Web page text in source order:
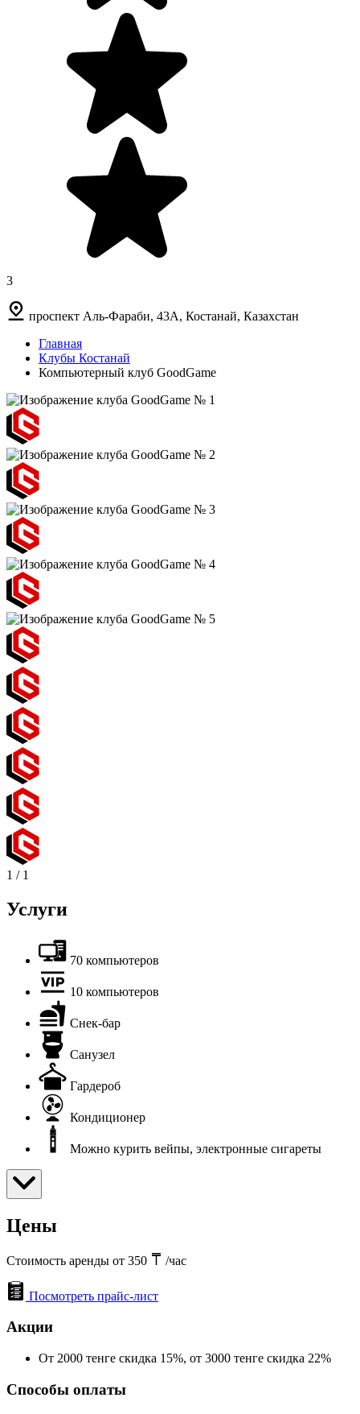
3
проспект Аль-Фараби, 43А, Костанай, Казахстан
Главная
Клубы Костанай
Компьютерный клуб GoodGame
1 / 1
Услуги
70 компьютеров
10 компьютеров
Снек-бар
Санузел
Гардероб
Кондиционер
Можно курить вейпы, электронные сигареты
Цены
Стоимость аренды от 350 /час
Посмотреть прайс-лист
Акции
От 2000 тенге скидка 15%, от 3000 тенге скидка 22%
Способы оплаты